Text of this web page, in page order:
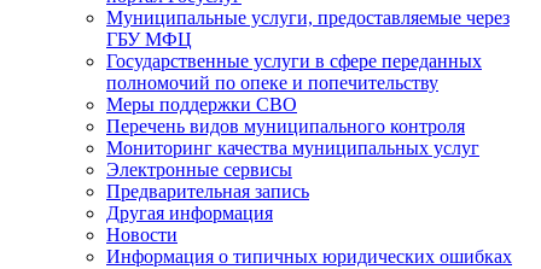
Муниципальные услуги, предоставляемые через
ГБУ МФЦ
Государственные услуги в сфере переданных
полномочий по опеке и попечительству
Меры поддержки СВО
Перечень видов муниципального контроля
Мониторинг качества муниципальных услуг
Электронные сервисы
Предварительная запись
Другая информация
Новости
Информация о типичных юридических ошибках